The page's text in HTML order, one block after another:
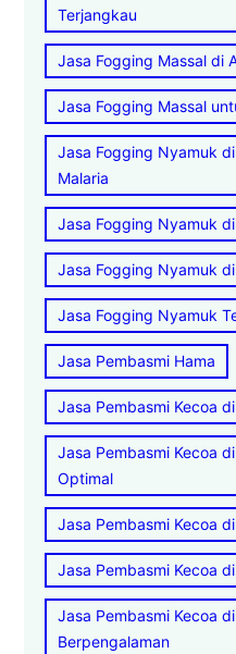
Terjangkau
Jasa Fogging Massal di
Jasa Fogging Massal
Jasa Fogging Nyamuk
Malaria
Jasa Fogging Nyamuk
Jasa Fogging Nyamuk
Jasa Fogging Nyamuk
Jasa Pembasmi Hama
Jasa Pembasmi Kecoa
Jasa Pembasmi Kecoa
Optimal
Jasa Pembasmi Kecoa
Jasa Pembasmi Kecoa
Jasa Pembasmi Kecoa
Berpengalaman